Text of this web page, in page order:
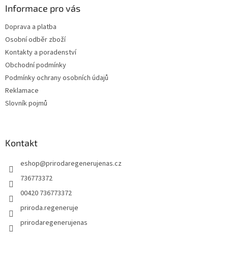
Informace pro vás
Doprava a platba
Osobní odběr zboží
Kontakty a poradenství
Obchodní podmínky
Podmínky ochrany osobních údajů
Reklamace
Slovník pojmů
Kontakt
eshop@prirodaregenerujenas.cz
736773372
00420 736773372
priroda.regeneruje
prirodaregenerujenas